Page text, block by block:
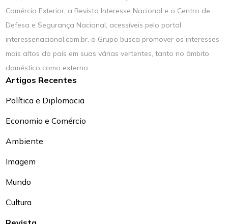
Comércio Exterior, a Revista Interesse Nacional e o Centro de
Defesa e Segurança Nacional, acessíveis pelo portal
interessenacional.com.br, o Grupo busca promover os interesses
mais altos do país em suas várias vertentes, tanto no âmbito
doméstico como externo.
Artigos Recentes
Política e Diplomacia
Economia e Comércio
Ambiente
Imagem
Mundo
Cultura